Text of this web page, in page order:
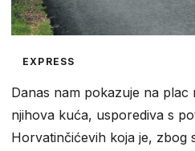
EXPRESS
Danas nam pokazuje na plac
njihova kuća, usporediva s
Horvatinčićevih koja je, zbog